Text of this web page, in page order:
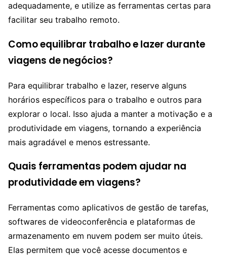
adequadamente, e utilize as ferramentas certas para
facilitar seu trabalho remoto.
Como equilibrar trabalho e lazer durante
viagens de negócios?
Para equilibrar trabalho e lazer, reserve alguns
horários específicos para o trabalho e outros para
explorar o local. Isso ajuda a manter a motivação e a
produtividade em viagens, tornando a experiência
mais agradável e menos estressante.
Quais ferramentas podem ajudar na
produtividade em viagens?
Ferramentas como aplicativos de gestão de tarefas,
softwares de videoconferência e plataformas de
armazenamento em nuvem podem ser muito úteis.
Elas permitem que você acesse documentos e